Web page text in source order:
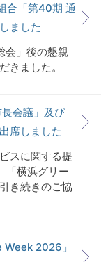
合「第40期 通
ました
会」後の懇親
きました。
会議」及び
席しました
スに関する提
「横浜グリー
き続きのご協
2026」